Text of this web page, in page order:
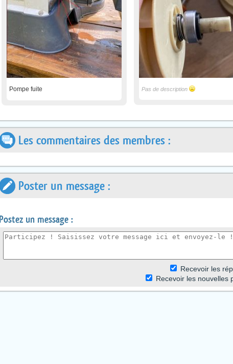
Pompe fuite Pas de description
Les commentaires des membres :
Poster un message :
Postez un message :
Recevoir les r
Recevoir les nouvelles